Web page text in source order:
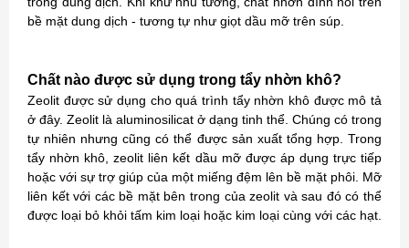
bề mặt dung dịch - tương tự như giọt dầu mỡ trên súp.
Chất nào được sử dụng trong tẩy nhờn khô?
Zeolit ​​được sử dụng cho quá trình tẩy nhờn khô được mô tả
ở đây. Zeolit ​​là aluminosilicat ở dạng tinh thể. Chúng có trong
tự nhiên nhưng cũng có thể được sản xuất tổng hợp. Trong
tẩy nhờn khô, zeolit ​​liên kết dầu mỡ được áp dụng trực tiếp
hoặc với sự trợ giúp của một miếng đệm lên bề mặt phôi. Mỡ
liên kết với các bề mặt bên trong của zeolit ​​và sau đó có thể
được loại bỏ khỏi tấm kim loại hoặc kim loại cùng với các hạt.